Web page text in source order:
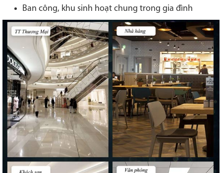
Ban công, khu sinh hoạt chung trong gia đình